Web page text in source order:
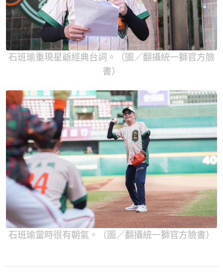
石班瑜重現星爺經典台詞。（圖／翻攝統一獅官方臉
書）
石班瑜當時很有朝氣。（圖／翻攝統一獅官方臉書）